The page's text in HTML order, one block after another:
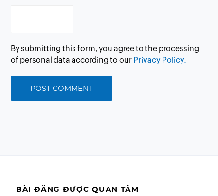
By submitting this form, you agree to the processing
of personal data according to our Privacy Policy.
BÀI ĐĂNG ĐƯỢC QUAN TÂM